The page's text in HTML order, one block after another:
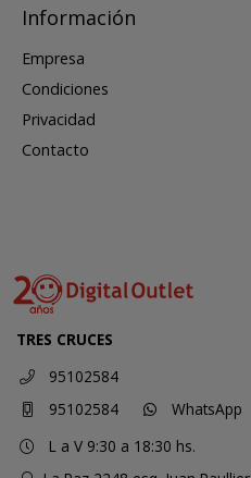
Información
Empresa
Condiciones
Privacidad
Contacto
TRES CRUCES
95102584
95102584
WhatsApp
L a V 9:30 a 18:30 hs.